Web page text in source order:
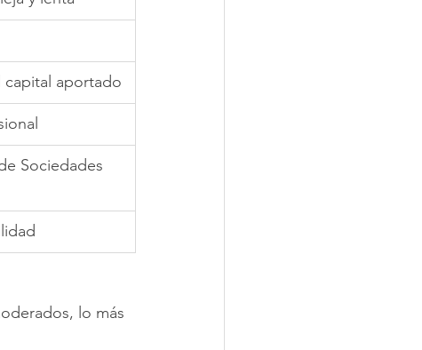
capital aportado
Sociedades
lo más